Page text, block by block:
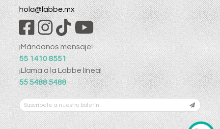
hola@labbe.mx
¡Mándanos mensaje!
55 1410 8551
¡Llama a la Labbe línea!
55 5488 5488